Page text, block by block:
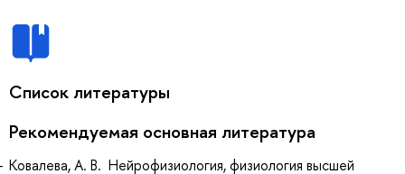
Список литературы
Рекомендуемая основная литература
Ковалева, А. В. Нейрофизиология, физиология высшей